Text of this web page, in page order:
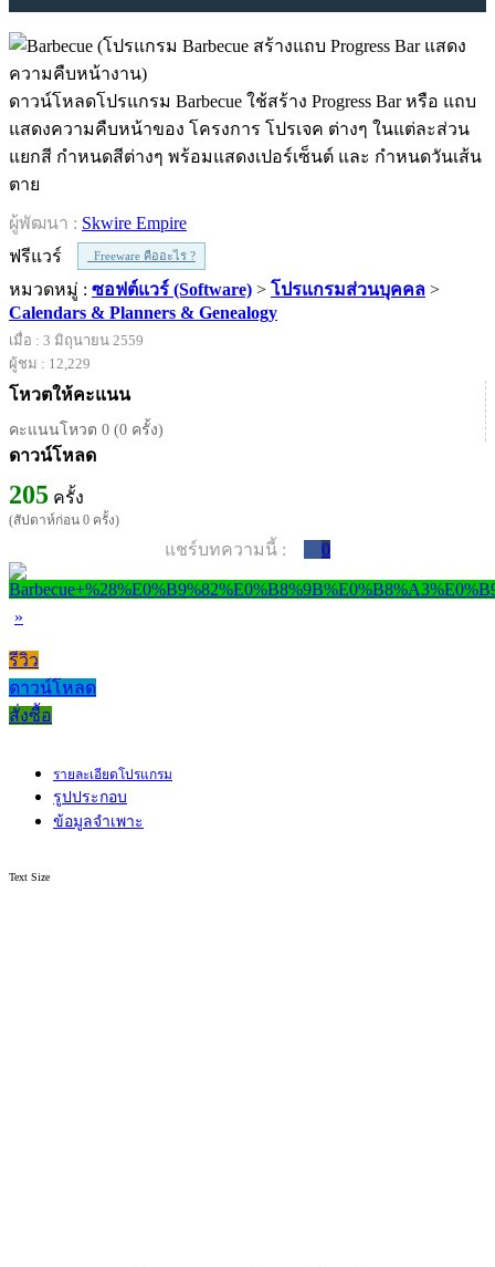
ดาวน์โหลดโปรแกรม Barbecue ใช้สร้าง Progress Bar หรือ แถบ
แสดงความคืบหน้าของ โครงการ โปรเจค ต่างๆ ในแต่ละส่วน
แยกสี กำหนดสีต่างๆ พร้อมแสดงเปอร์เซ็นต์ และ กำหนดวันเส้น
ตาย
ผู้พัฒนา : Skwire Empire
ฟรีแวร์
Freeware คืออะไร ?
หมวดหมู่ : ซอฟต์แวร์ (Software) > โปรแกรมส่วนบุคคล >
Calendars & Planners & Genealogy
เมื่อ : 3 มิถุนายน 2559
ผู้ชม : 12,229
โหวตให้คะแนน
คะแนนโหวต 0 (0 ครั้ง)
ดาวน์โหลด
205 ครั้ง
(สัปดาห์ก่อน 0 ครั้ง)
แชร์บทความนี้ : 0
»
รีวิว
ดาวน์โหลด
สั่งซื้อ
รายละเอียดโปรแกรม
รูปประกอบ
ข้อมูลจำเพาะ
Text Size